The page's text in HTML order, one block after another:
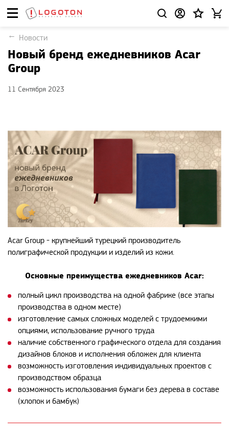
Новости
Новый бренд ежедневников Acar
Group
11 Сентября 2023
Acar Group - крупнейший турецкий производитель
полиграфической продукции и изделий из кожи.
Основные преимущества ежедневников Acar:
полный цикл производства на одной фабрике (все этапы
производства в одном месте)
изготовление самых сложных моделей с трудоемкими
опциями, использование ручного труда
наличие собственного графического отдела для создания
дизайнов блоков и исполнения обложек для клиента
возможность изготовления индивидуальных проектов с
производством образца
возможность использования бумаги без дерева в составе
(хлопок и бамбук)